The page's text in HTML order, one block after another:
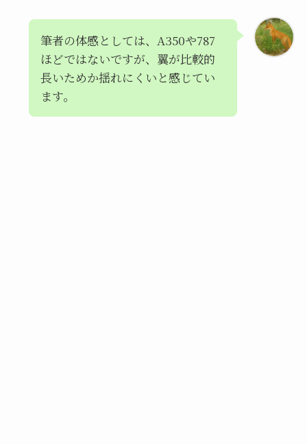
筆者の体感としては、A350や787
ほどではないですが、翼が比較的
長いためか揺れにくいと感じてい
ます。